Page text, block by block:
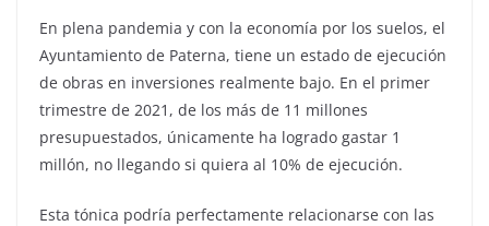
En plena pandemia y con la economía por los suelos, el
Ayuntamiento de Paterna, tiene un estado de ejecución
de obras en inversiones realmente bajo. En el primer
trimestre de 2021, de los más de 11 millones
presupuestados, únicamente ha logrado gastar 1
millón, no llegando si quiera al 10% de ejecución.
Esta tónica podría perfectamente relacionarse con las